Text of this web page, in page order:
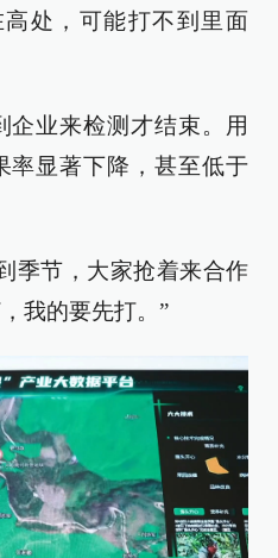
处，可能打不到里面
企业来检测才结束。用
率显著下降，甚至低于
季节，大家抢着来合作
我的要先打。”